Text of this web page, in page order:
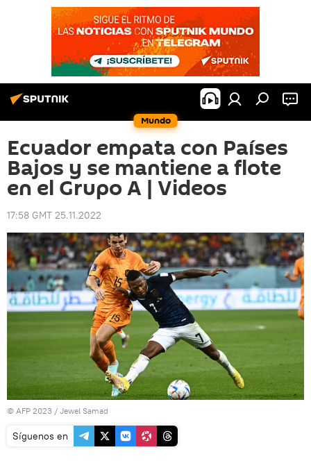
Mundo
Ecuador empata con Países
Bajos y se mantiene a flote
en el Grupo A | Videos
17:58 GMT 25.11.2022
© AFP 2023 / Jewel Samad
Síguenos en